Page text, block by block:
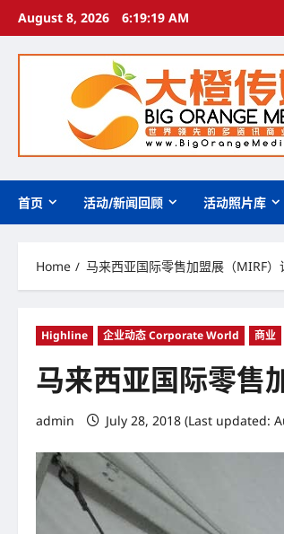
Skip
content
August 8, 2026 6:19:21 AM
首页 活动/新闻回顾 活动照片库
Home 马来西亚国际零售加盟展（MIRF
Highline 企业动态 Corporate World 商业
马来西亚国际零售
admin July 28, 2018 (Last updated: